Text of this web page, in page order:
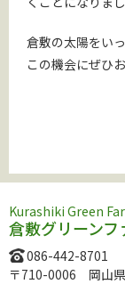
倉敷の太陽をい
この機会にぜひ
Kurashiki Green
倉敷グリーンフ
086-442-8701
〒710-0006 岡山